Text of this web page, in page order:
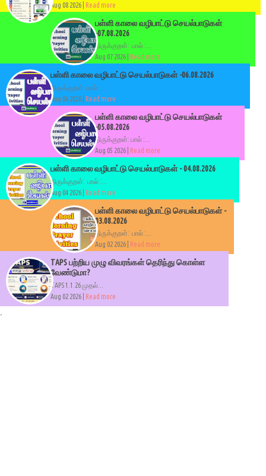
Aug 08 2026 |
Read more
பள்ளி காலை வழிபாட்டு செயல்பாடுகள்
-07.08.2026
திருக்குறள்: பால் :...
Aug 07 2026 | Read more
பள்ளி காலை வழிபாட்டு செயல்பாடுகள் -06.08.2026
திருக்குறள்: பால் :...
Aug 06 2026 | Read more
பள்ளி காலை வழிபாட்டு செயல்பாடுகள்
-05.08.2026
திருக்குறள்: பால் :...
Aug 05 2026 |
Read more
பள்ளி காலை வழிபாட்டு செயல்பாடுகள் - 04.08.2026
திருக்குறள்: பால் :...
Aug 04 2026 | Read more
பள்ளி காலை வழிபாட்டு செயல்பாடுகள் -
03.08.2026
திருக்குறள்: பால் :...
Aug 02 2026 |
Read more
TAPS பற்றிய முழு விவரங்கள் தெரிந்து கொள்ள
வேண்டுமா?
TAPS 1.1.26 முதல்...
Aug 02 2026 |
Read more